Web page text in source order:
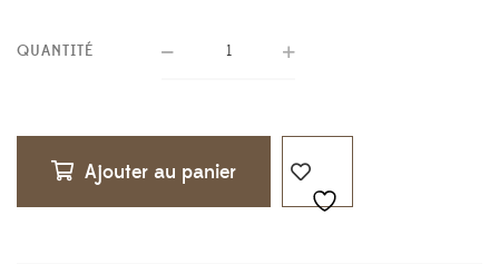
QUANTITÉ
Ajouter au panier